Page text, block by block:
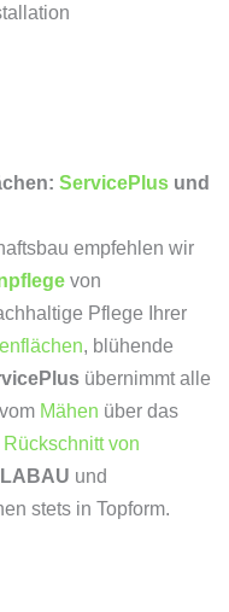
ServicePlus und
empfehlen wir
von
Pflege Ihrer
, blühende
übernimmt alle
Mähen über das
Rückschnitt von
und
stets in Topform.